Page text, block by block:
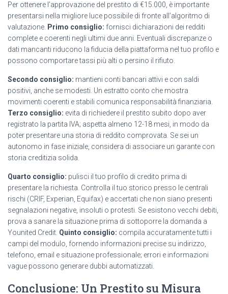
Per ottenere l’approvazione del prestito di €15.000, è importante
presentarsi nella migliore luce possibile di fronte all’algoritmo di
valutazione. Primo consiglio: fornisci dichiarazioni dei redditi
complete e coerenti negli ultimi due anni. Eventuali discrepanze o
dati mancanti riducono la fiducia della piattaforma nel tuo profilo e
possono comportare tassi più alti o persino il rifiuto.
Secondo consiglio: mantieni conti bancari attivi e con saldi
positivi, anche se modesti. Un estratto conto che mostra
movimenti coerenti e stabili comunica responsabilità finanziaria.
Terzo consiglio: evita di richiedere il prestito subito dopo aver
registrato la partita IVA; aspetta almeno 12-18 mesi, in modo da
poter presentare una storia di reddito comprovata. Se sei un
autonomo in fase iniziale, considera di associare un garante con
storia creditizia solida.
Quarto consiglio: pulisci il tuo profilo di credito prima di
presentare la richiesta. Controlla il tuo storico presso le centrali
rischi (CRIF, Experian, Equifax) e accertati che non siano presenti
segnalazioni negative, insoluti o protesti. Se esistono vecchi debiti,
prova a sanare la situazione prima di sottoporre la domanda a
Younited Credit. Quinto consiglio: compila accuratamente tutti i
campi del modulo, fornendo informazioni precise su indirizzo,
telefono, email e situazione professionale; errori e informazioni
vague possono generare dubbi automatizzati.
Conclusione: Un Prestito su Misura